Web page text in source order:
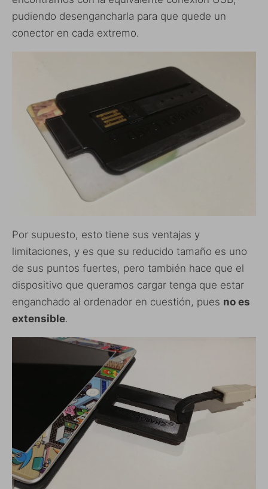
pudiendo desengancharla para que quede un
conector en cada extremo.
Por supuesto, esto tiene sus ventajas y
limitaciones, y es que su reducido tamaño es uno
de sus puntos fuertes, pero también hace que el
dispositivo que queramos cargar tenga que estar
enganchado al ordenador en cuestión, pues no es
extensible.